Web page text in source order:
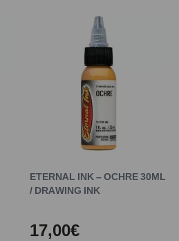
ETERNAL INK – OCHRE 30ML
/ DRAWING INK
17,00€